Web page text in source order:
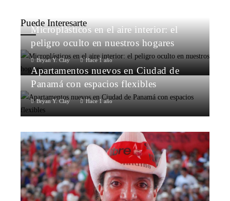
Puede Interesarte
Microplásticos en el aire interior: el
peligro oculto en nuestros hogares
Bryan Y. Clay Hace 1 año
Apartamentos nuevos en Ciudad de
Panamá con espacios flexibles
Bryan Y. Clay Hace 1 año